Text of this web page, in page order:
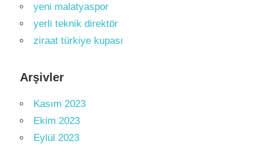
yeni malatyaspor
yerli teknik direktör
ziraat türkiye kupası
Arşivler
Kasım 2023
Ekim 2023
Eylül 2023